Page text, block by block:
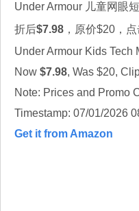
Under Armour 儿童网眼
折后$7.98 ，原价$20，
Under Armour Kids Tech
Now $7.98, Was $20,
Note: Prices and Promo
Timestamp: 07/01/2026
Get it from Amazon